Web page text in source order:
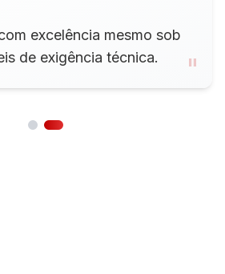
excelência mesmo sob
de exigência técnica.
"